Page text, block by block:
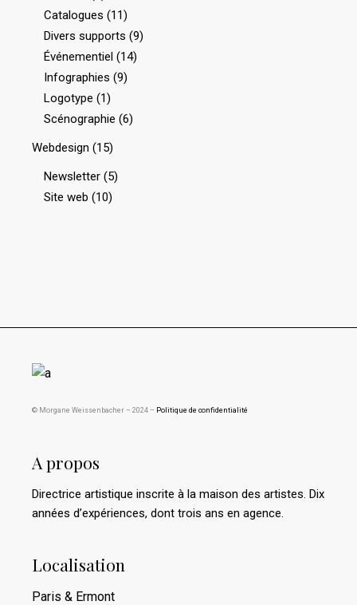
Catalogues (11)
Divers supports (9)
Événementiel (14)
Infographies (9)
Logotype (1)
Scénographie (6)
Webdesign (15)
Newsletter (5)
Site web (10)
© Morgane Weissenbacher – 2024 – Politique de confidentialité
A propos
Directrice artistique inscrite à la maison des artistes. Dix
années d’expériences, dont trois ans en agence.
Localisation
Paris & Ermont